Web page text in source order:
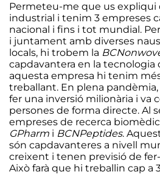
Permeteu-me que us expliqui
industrial i tenim 3 empreses
nacional i fins i tot mundial.
i juntament amb diverses
locals, hi trobem la
capdavantera en la tecnologia
aquesta empresa hi tenim
treballant. En plena
fer una inversió milionària i va
persones de forma directe. Al
empreses de recerca
GPharm i BCNPeptides.
són capdavanteres a nivell
creixent i tenen previsió de
Això farà que hi treballin cap a